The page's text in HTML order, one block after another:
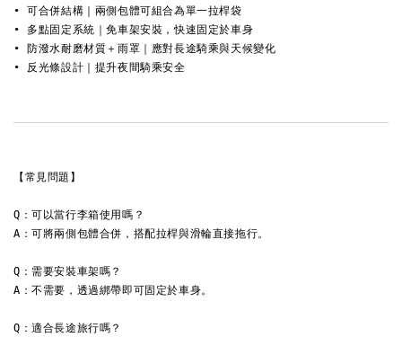
• 可合併結構｜兩側包體可組合為單一拉桿袋
• 多點固定系統｜免車架安裝，快速固定於車身
• 防潑水耐磨材質＋雨罩｜應對長途騎乘與天候變化
• 反光條設計｜提升夜間騎乘安全
【常見問題】
Q：可以當行李箱使用嗎？
A：可將兩側包體合併，搭配拉桿與滑輪直接拖行。
Q：需要安裝車架嗎？
A：不需要，透過綁帶即可固定於車身。
Q：適合長途旅行嗎？